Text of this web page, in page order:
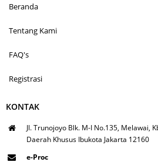
Beranda
Tentang Kami
FAQ's
Registrasi
KONTAK
Jl. Trunojoyo Blk. M-I No.135, Melawai,
Daerah Khusus Ibukota Jakarta 12160
e-Proc